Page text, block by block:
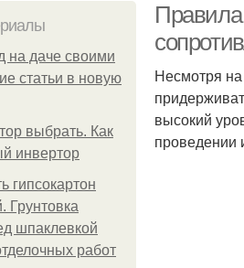
на даче своими
статьи в новую
выбрать. Как
инвертор
гипсокартон
Грунтовка
шпаклевкой
работ
Несмотря
высокий
проведении